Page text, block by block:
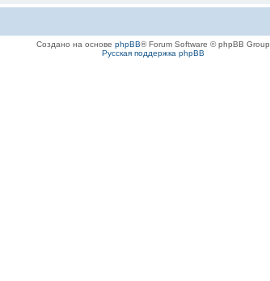
Создано на основе phpBB® Forum Software © phpBB Group
Русская поддержка phpBB